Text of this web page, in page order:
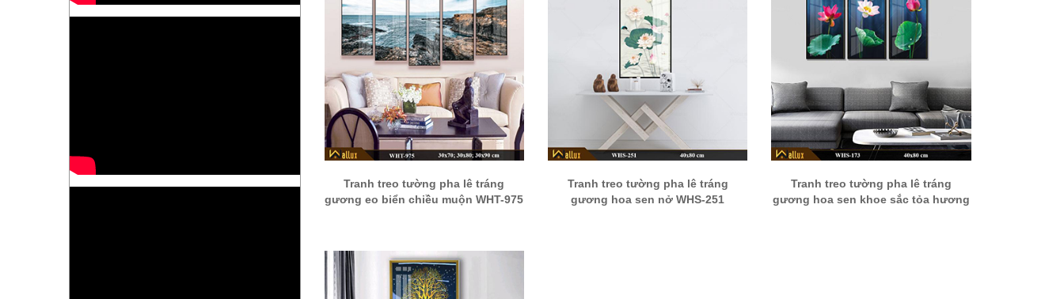
Tranh treo tường pha lê tráng
gương eo biển chiều muộn WHT-975
Tranh treo tường pha lê tráng
gương hoa sen nở WHS-251
Tranh treo tường pha lê tráng
gương hoa sen khoe sắc tỏa hương